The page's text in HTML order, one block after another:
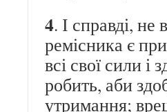
4. І справді,
ремісника є
всі свої сили і
робить, аби
утримання;